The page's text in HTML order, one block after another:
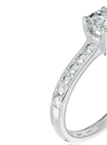
Zásnubné prstne z